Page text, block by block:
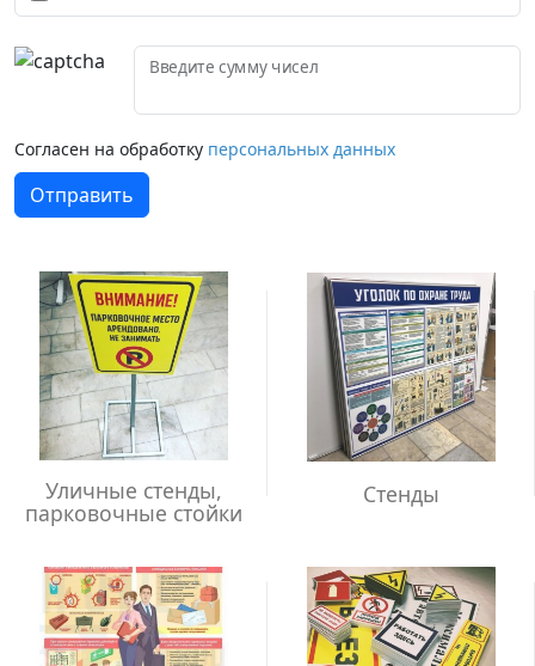
Введите сумму чисел
Согласен на обработку персональных данных
Отправить
Уличные стенды,
парковочные стойки
Стенды